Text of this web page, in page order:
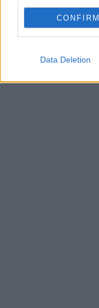
CONFIRM
Data Deletion